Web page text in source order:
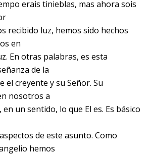
erais tinieblas, mas ahora sois
recibido luz, hemos sido hechos
en
En otras palabras, es esta
de la
el creyente y su Señor. Su
nosotros a
un sentido, lo que El es. Es básico
de este asunto. Como
hemos